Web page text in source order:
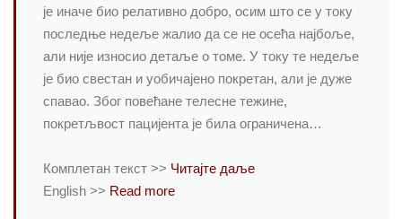
је иначе био релативно добро, осим што се у току
последње недеље жалио да се не осећа најбоље,
али није износио детаље о томе. У току те недеље
је био свестан и уобичајено покретан, али је дуже
спавао. Због повећане телесне тежине,
покретљвост пацијента је била ограничена…
Комплетан текст >> Читајте даље
English >> Read more